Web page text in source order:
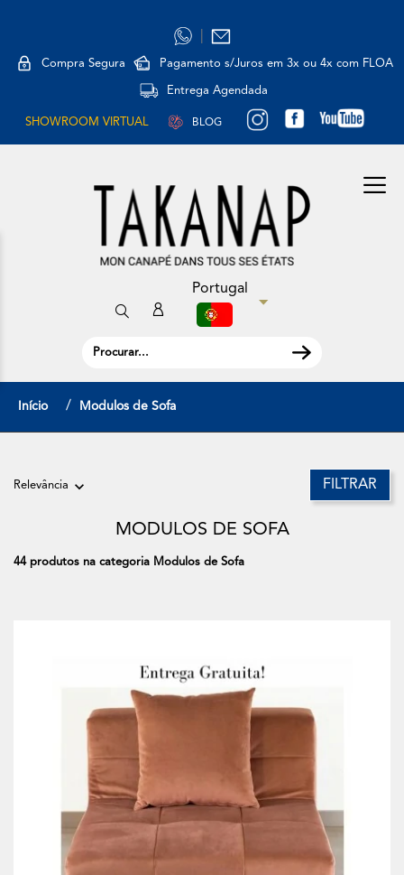
Compra Segura Pagamento s/Juros em 3x ou 4x com FLOA
Entrega Agendada
SHOWROOM VIRTUAL BLOG
Portugal
Início Modulos de Sofa
MODULOS DE SOFA
44 produtos na categoria Modulos de Sofa
Relevância FILTRAR